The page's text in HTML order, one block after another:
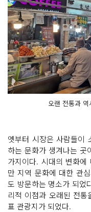
오랜 전통과
옛부터 시장은 사람들이
하는 문화가 생겨나는 곳
가지이다. 시대의 변화
만 지역 문화에 대한 관
도 방문하는 명소가 되었
리적 이점과 오래된 전
표 관광지가 되었다.